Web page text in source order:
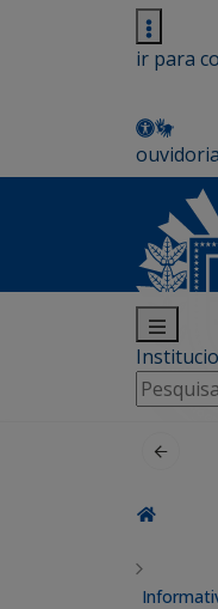
ir para
ouvidoria
Pesquisar
por: